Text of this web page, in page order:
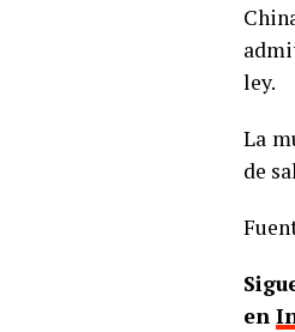
ley.
La
de
en